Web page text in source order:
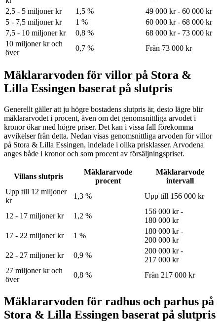
2,5 - 5 miljoner kr
1,5 %
49 000 kr - 60 000 kr
5 - 7,5 miljoner kr
1 %
60 000 kr - 68 000 kr
7,5 - 10 miljoner kr
0,8 %
68 000 kr - 73 000 kr
10 miljoner kr och
över
0,7 % Från 73 000 kr
Mäklararvoden för villor på Stora &
Lilla Essingen baserat på slutpris
Generellt gäller att ju högre bostadens slutpris är, desto lägre blir
mäklararvodet i procent, även om det genomsnittliga arvodet i
kronor ökar med högre priser. Det kan i vissa fall förekomma
avvikelser från detta. Nedan visas genomsnittliga arvoden förvillor
på Stora & Lilla Essingen, indelade i olika prisklasser. Arvodena
anges både i kronor och som procent av försäljningspriset.
Villans slutpris
Mäklararvode
procent
Mäklararvode
intervall
Upp till 12 miljoner
kr
1,3 % Upp till 156 000 kr
12 - 17 miljoner kr 1,2 %
156 000 kr -
180 000 kr
17 - 22 miljoner kr
1 %
180 000 kr -
200 000 kr
22 - 27 miljoner kr
0,9 %
200 000 kr -
217 000 kr
27 miljoner kr och
över
0,8 % Från 217 000 kr
Mäklararvoden för radhus och parhus på
Stora & Lilla Essingen baserat på slutpris